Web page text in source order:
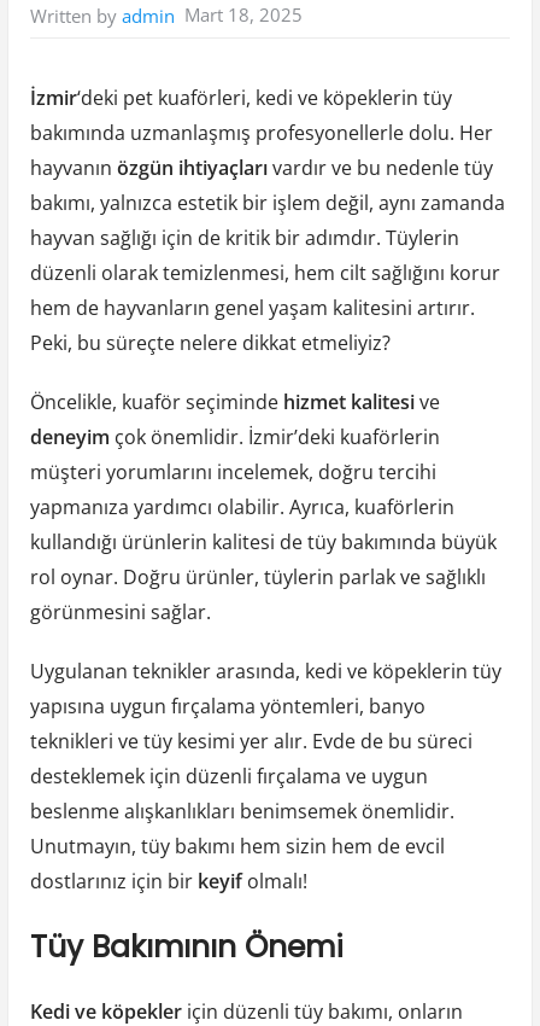
Written by admin Mart 18, 2025
İzmir‘deki pet kuaförleri, kedi ve köpeklerin tüy
bakımında uzmanlaşmış profesyonellerle dolu. Her
hayvanın özgün ihtiyaçlarıvardır ve bu nedenle tüy
bakımı, yalnızca estetik bir işlem değil, aynı zamanda
hayvan sağlığı için de kritik bir adımdır. Tüylerin
düzenli olarak temizlenmesi, hem cilt sağlığını korur
hem de hayvanların genel yaşam kalitesini artırır.
Peki, bu süreçte nelere dikkat etmeliyiz?
Öncelikle, kuaför seçiminde hizmet kalitesive
deneyim çok önemlidir. İzmir’deki kuaförlerin
müşteri yorumlarını incelemek, doğru tercihi
yapmanıza yardımcı olabilir. Ayrıca, kuaförlerin
kullandığı ürünlerin kalitesi de tüy bakımında büyük
rol oynar. Doğru ürünler, tüylerin parlak ve sağlıklı
görünmesini sağlar.
Uygulanan teknikler arasında, kedi ve köpeklerin tüy
yapısına uygun fırçalama yöntemleri, banyo
teknikleri ve tüy kesimi yer alır. Evde de bu süreci
desteklemek için düzenli fırçalama ve uygun
beslenme alışkanlıkları benimsemek önemlidir.
Unutmayın, tüy bakımı hem sizin hem de evcil
dostlarınız için bir keyifolmalı!
Tüy Bakımının Önemi
Kedi ve köpekleriçin düzenli tüy bakımı, onların